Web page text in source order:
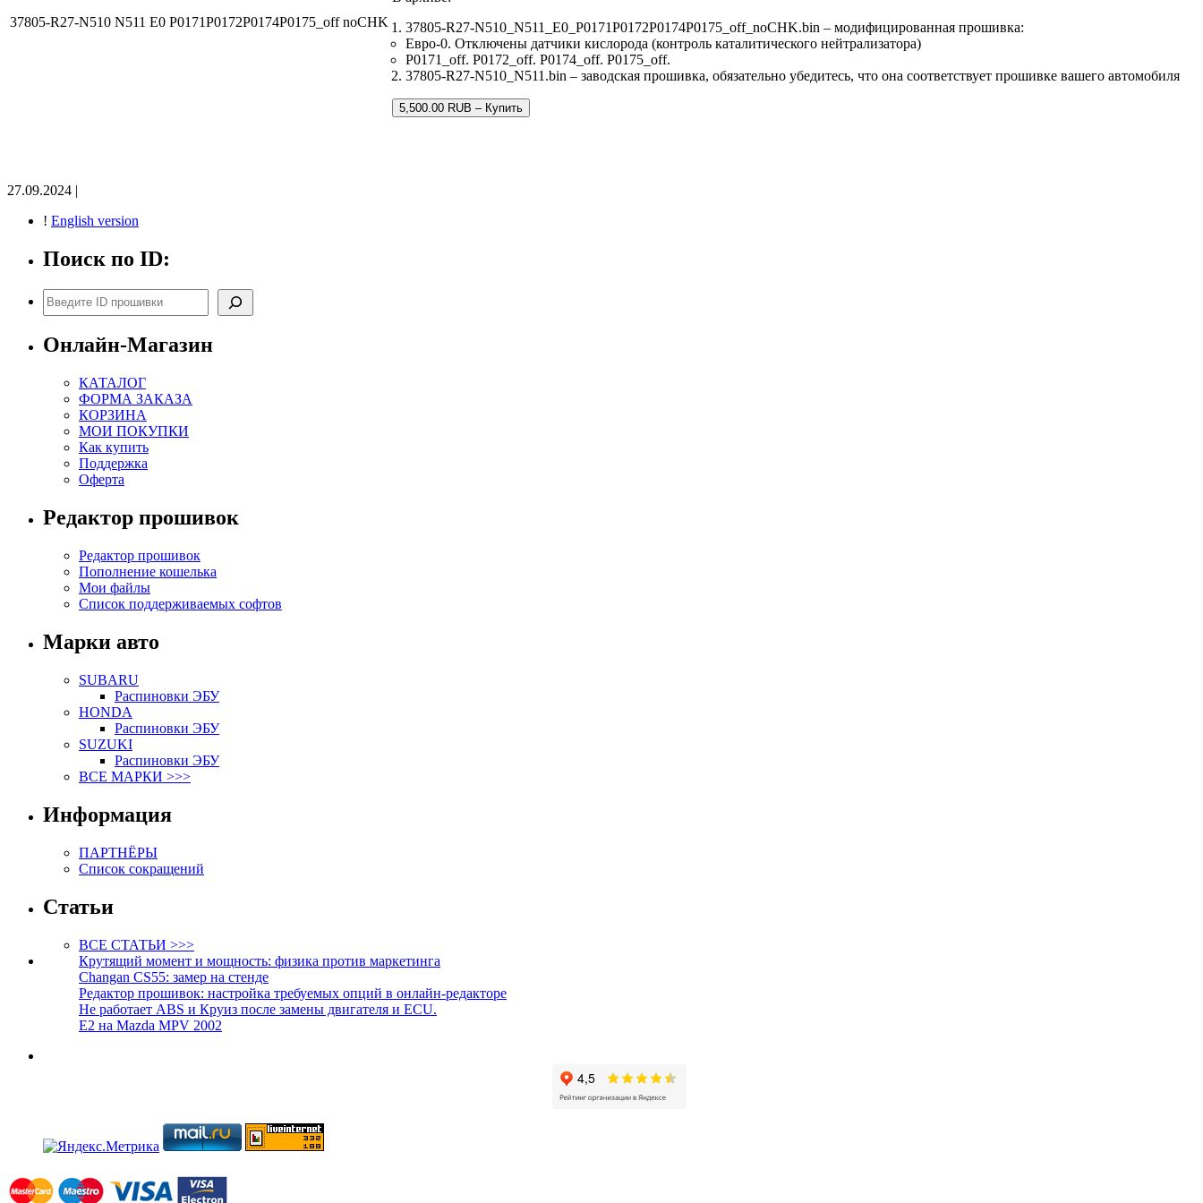
37805-R27-N510 N511 E0 P0171P0172P0174P0175_off noCHK
37805-R27-N510_N511_E0_P0171P0172P0174P0175_off_noCHK.bin – модифицированная прошивка:
Евро-0. Отключены датчики кислорода (контроль каталитического нейтрализатора)
P0171_off. P0172_off. P0174_off. P0175_off.
37805-R27-N510_N511.bin – заводская прошивка, обязательно убедитесь, что она соответствует прошивке вашего автомобиля
5,500.00 RUB – Купить
27.09.2024 |
! English version
Поиск по ID:
Поиск
Онлайн-Магазин
КАТАЛОГ
ФОРМА ЗАКАЗА
КОРЗИНА
МОИ ПОКУПКИ
Как купить
Поддержка
Оферта
Редактор прошивок
Редактор прошивок
Пополнение кошелька
Мои файлы
Список поддерживаемых софтов
Марки авто
SUBARU
Распиновки ЭБУ
HONDA
Распиновки ЭБУ
SUZUKI
Распиновки ЭБУ
ВСЕ МАРКИ >>>
Информация
ПАРТНЁРЫ
Список сокращений
Статьи
ВСЕ СТАТЬИ >>>
Крутящий момент и мощность: физика против маркетинга
Changan CS55: замер на стенде
Редактор прошивок: настройка требуемых опций в онлайн-редакторе
Не работает ABS и Круиз после замены двигателя и ECU.
E2 на Mazda MPV 2002